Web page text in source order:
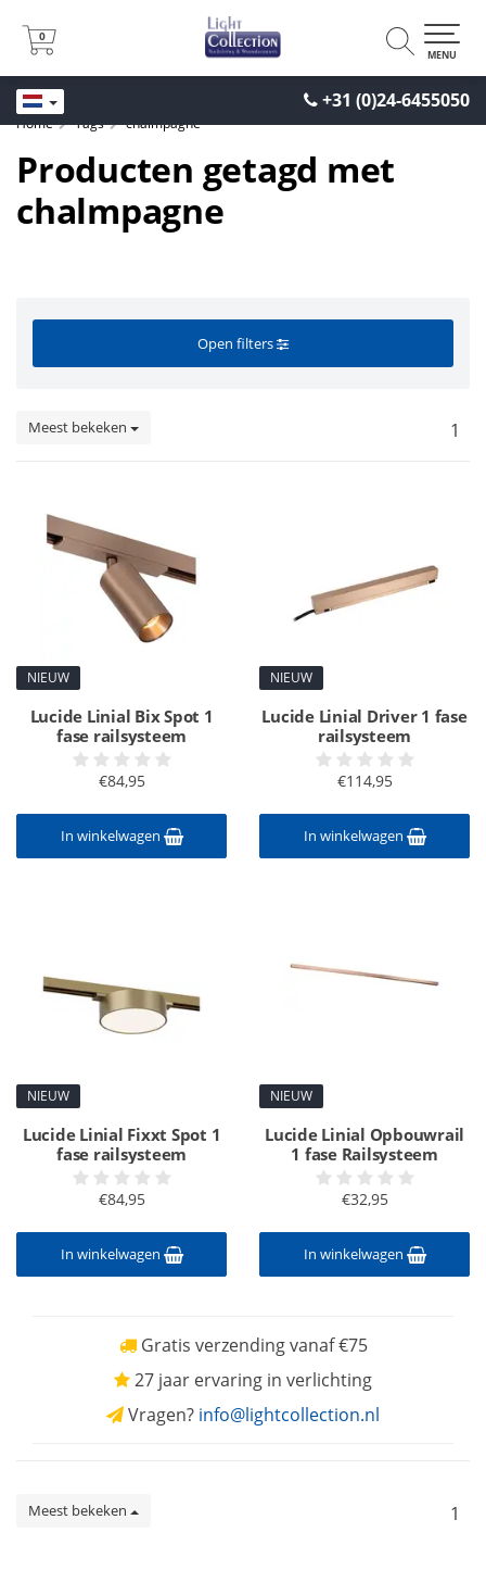
+31 (0)24-6455050
0
0
MENU
Home Tags chalmpagne
Producten getagd met
chalmpagne
Open filters
Meest bekeken 1
NIEUW
Lucide Linial Bix Spot 1
fase railsysteem
€84,95
In winkelwagen
NIEUW
Lucide Linial Driver 1 fase
railsysteem
€114,95
In winkelwagen
NIEUW
Lucide Linial Fixxt Spot 1
fase railsysteem
€84,95
In winkelwagen
NIEUW
Lucide Linial Opbouwrail
1 fase Railsysteem
€32,95
In winkelwagen
Gratis verzending vanaf €75
27 jaar ervaring in verlichting
Vragen? info@lightcollection.nl
Meest bekeken 1